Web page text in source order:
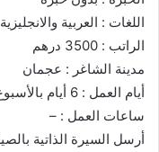
اللغات : العربية والانجليزية
الراتب : 3500 درهم
مدينة الشاغر : عجمان
‏أيام العمل : 6 أيام بالأسبوع
ساعات العمل : –